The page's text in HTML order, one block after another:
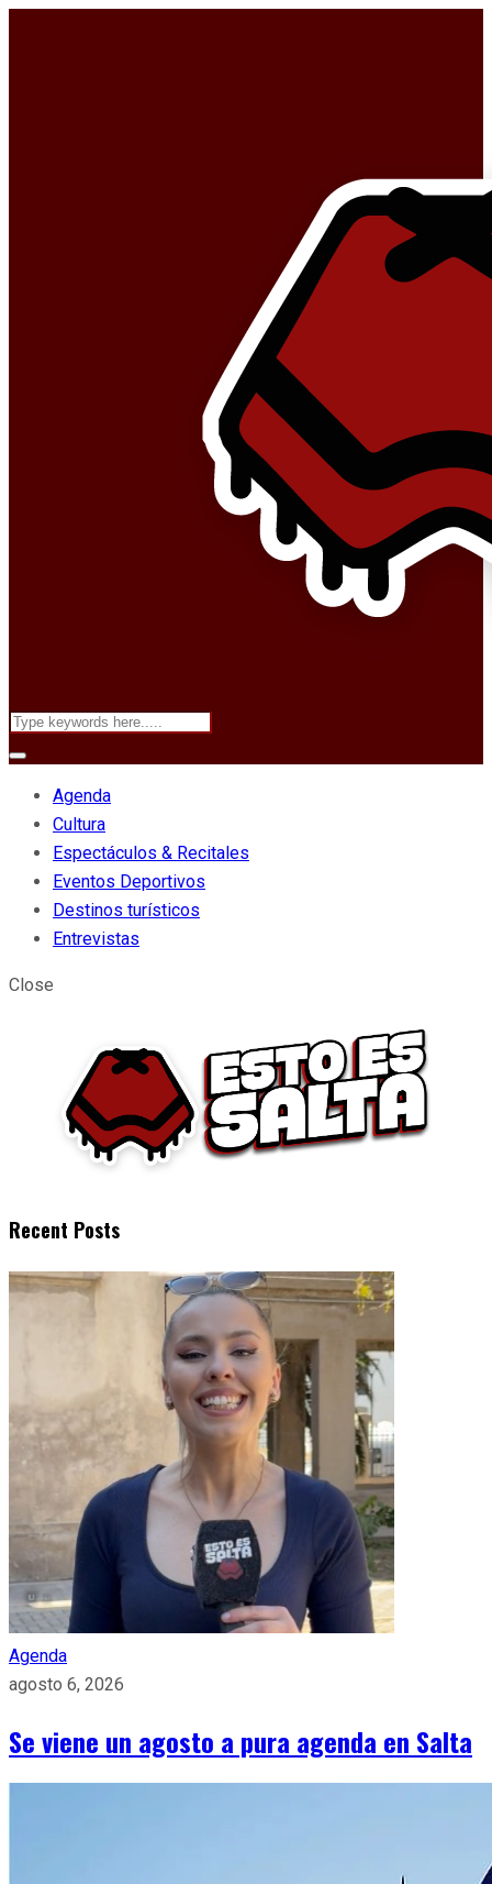
Agenda
Cultura
Espectáculos & Recitales
Eventos Deportivos
Destinos turísticos
Entrevistas
Close
Recent Posts
Agenda
agosto 6, 2026
Se viene un agosto a pura agenda en Salta